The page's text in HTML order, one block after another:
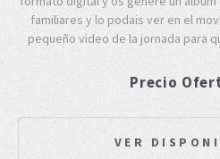
familiares y lo podais ver en el
pequeño video de la jornada para
Precio
VER